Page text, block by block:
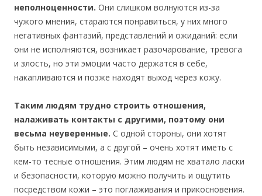
неполноценности. Они слишком волнуются из-за
чужого мнения, стараются понравиться, у них много
негативных фантазий, представлений и ожиданий: если
они не исполняются, возникает разочарование, тревога
и злость, но эти эмоции часто держатся в себе,
накапливаются и позже находят выход через кожу.
Таким людям трудно строить отношения,
налаживать контакты с другими, поэтому они
весьма неуверенные. С одной стороны, они хотят
быть независимыми, а с другой – очень хотят иметь с
кем-то тесные отношения. Этим людям не хватало ласки
и безопасности, которую можно получить и ощутить
посредством кожи – это поглаживания и прикосновения.